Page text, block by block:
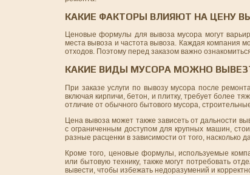
КАКИЕ ФАКТОРЫ ВЛИЯЮТ НА ЦЕНУ
Ценовые формулы для вывоза мусора могут
места вывоза и частота вывоза. Каждая компания
отходов. Поэтому перед заказом важно
КАКИЕ ВИДЫ МУСОРА МОЖНО
При заказе услуги по вывозу мусора после
включая кирпичи, бетон, и плитку, требует более
отличие от обычного бытового мусора,
Цена вывоза может также зависеть от дальности
с ограниченным доступом для крупных машин,
разные расценки в зависимости от того, насколько
Кроме того, ценовые формулы, используемые
или бытовую технику, также могут потребовать
вывести, чтобы избежать недоразумений и